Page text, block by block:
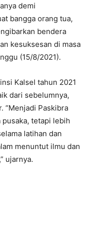
demi
bangga orang tua,
bendera
kesuksesan di masa
(15/8/2021).
Kalsel tahun 2021
dari sebelumnya,
“Menjadi Paskibra
tetapi lebih
latihan dan
menuntut ilmu dan
ujarnya.